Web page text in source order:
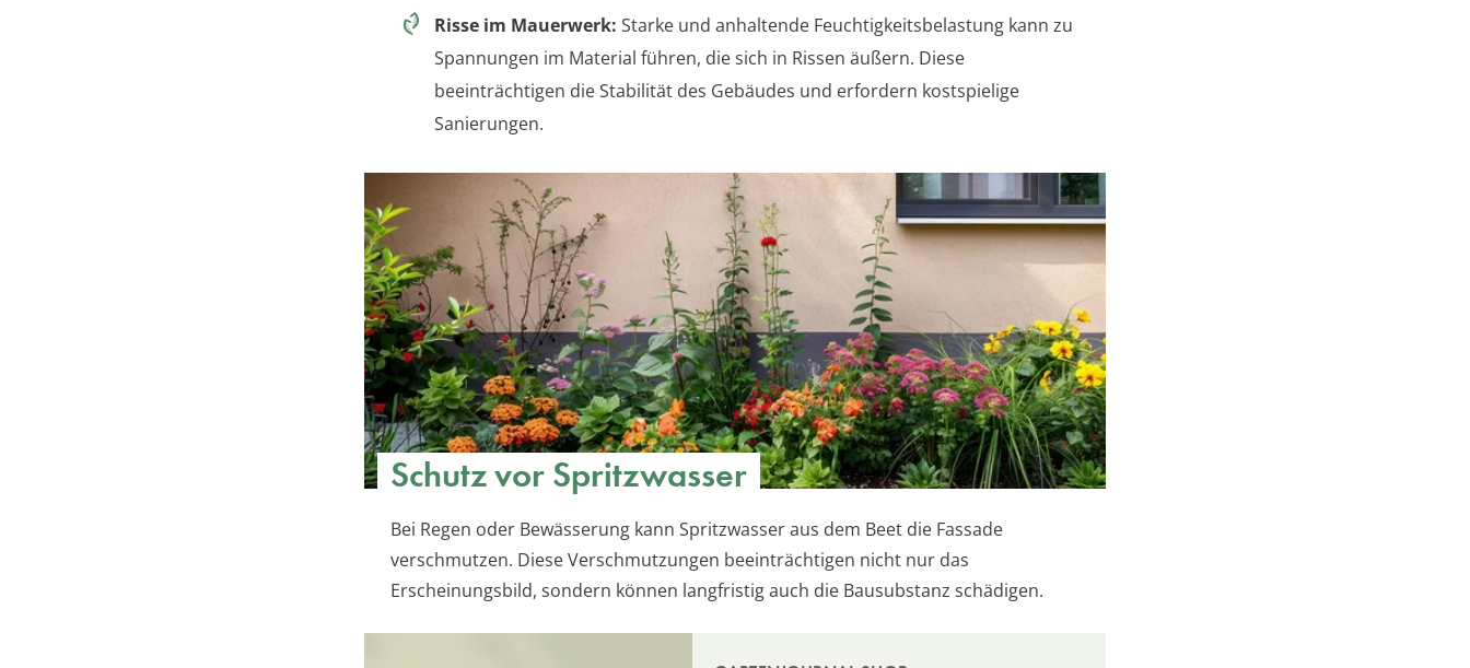
Risse im Mauerwerk: Starke und anhaltende Feuchtigkeitsbelastung kann zu
Spannungen im Material führen, die sich in Rissen äußern. Diese
beeinträchtigen die Stabilität des Gebäudes und erfordern kostspielige
Sanierungen.
Schutz vor Spritzwasser
Bei Regen oder Bewässerung kann Spritzwasser aus dem Beet die Fassade
verschmutzen. Diese Verschmutzungen beeinträchtigen nicht nur das
Erscheinungsbild, sondern können langfristig auch die Bausubstanz schädigen.